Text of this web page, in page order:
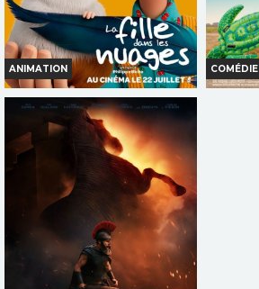
VF
ANIMATION
LA FILLE DANS LES NUAGES
Horaires et Infos
Bande-annonce
Réservation
TOUT PUBLIC
VF
COMÉDIE